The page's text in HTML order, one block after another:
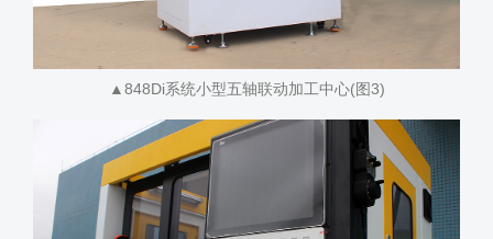
▲848Di系统小型五轴联动加工中心(图3)